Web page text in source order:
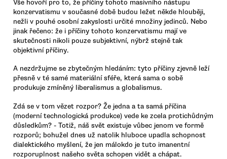
Vše hovoří pro to, že příčiny tohoto masivního nástupu
konzervatismu v současné době budou ležet někde hlouběji,
nežli v pouhé osobní zakyslosti určité množiny jedinců. Nebo
jinak řečeno: že i příčiny tohoto konzervatismu mají ve
skutečnosti nikoli pouze subjektivní, nýbrž stejně tak
objektivní příčiny.
A nezdržujme se zbytečným hledáním: tyto příčiny zjevně leží
přesně v té samé materiální sféře, která sama o sobě
produkuje zmíněný liberalismus a globalismus.
Zdá se v tom vězet rozpor? Že jedna a ta samá příčina
(moderní technologická produkce) vede ke zcela protichůdným
důsledkům? - Totiž, náš svět existuje vůbec jenom ve formě
rozporů; bohužel dnes už natolik hluboce upadla schopnost
dialektického myšlení, že jen málokdo je tuto imanentní
rozporuplnost našeho světa schopen vidět a chápat.